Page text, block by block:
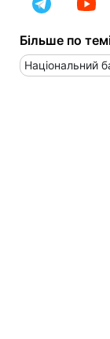
Більше по
Національний